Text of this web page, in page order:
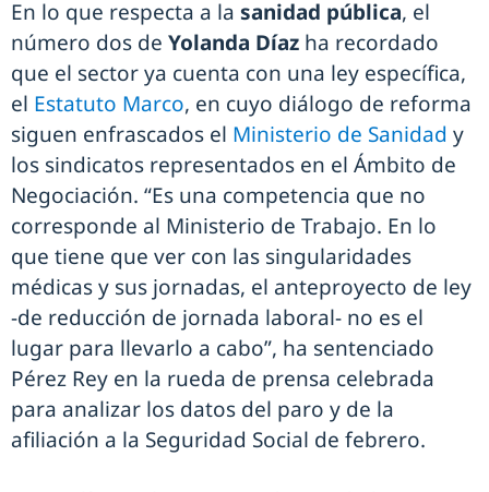
En lo que respecta a la sanidad pública, el
número dos de Yolanda Díaz ha recordado
que el sector ya cuenta con una ley específica,
el Estatuto Marco, en cuyo diálogo de reforma
siguen enfrascados el Ministerio de Sanidad y
los sindicatos representados en el Ámbito de
Negociación. “Es una competencia que no
corresponde al Ministerio de Trabajo. En lo
que tiene que ver con las singularidades
médicas y sus jornadas, el anteproyecto de ley
-de reducción de jornada laboral- no es el
lugar para llevarlo a cabo”, ha sentenciado
Pérez Rey en la rueda de prensa celebrada
para analizar los datos del paro y de la
afiliación a la Seguridad Social de febrero.